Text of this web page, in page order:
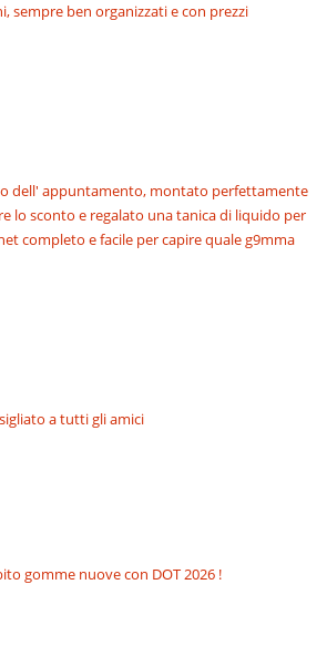
sempre ben organizzati e con prezzi
dell' appuntamento, montato perfettamente
lo sconto e regalato una tanica di liquido per
completo e facile per capire quale g9mma
a tutti gli amici
gomme nuove con DOT 2026 !